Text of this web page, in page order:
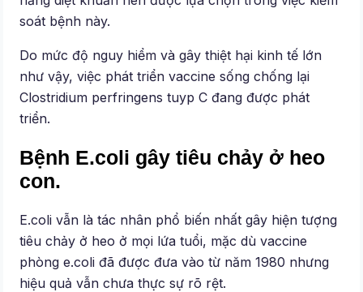
soát bệnh này.
Do mức độ nguy hiểm và gây thiệt hại kinh tế lớn
như vậy, việc phát triển vaccine sống chống lại
Clostridium perfringens tuyp C đang được phát
triển.
Bệnh E.coli gây tiêu chảy ở heo
con.
E.coli vẫn là tác nhân phổ biến nhất gây hiện tượng
tiêu chảy ở heo ở mọi lứa tuổi, mặc dù vaccine
phòng e.coli đã được đưa vào từ năm 1980 nhưng
hiệu quả vẫn chưa thực sự rõ rệt.